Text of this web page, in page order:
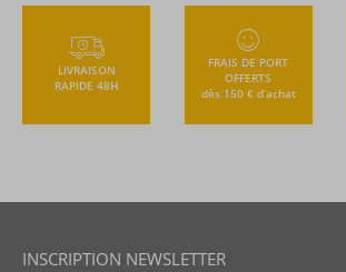
LIVRAISON
RAPIDE 48H
FRAIS DE PORT
OFFERTS
dès 150 € d’achat
INSCRIPTION NEWSLETTER